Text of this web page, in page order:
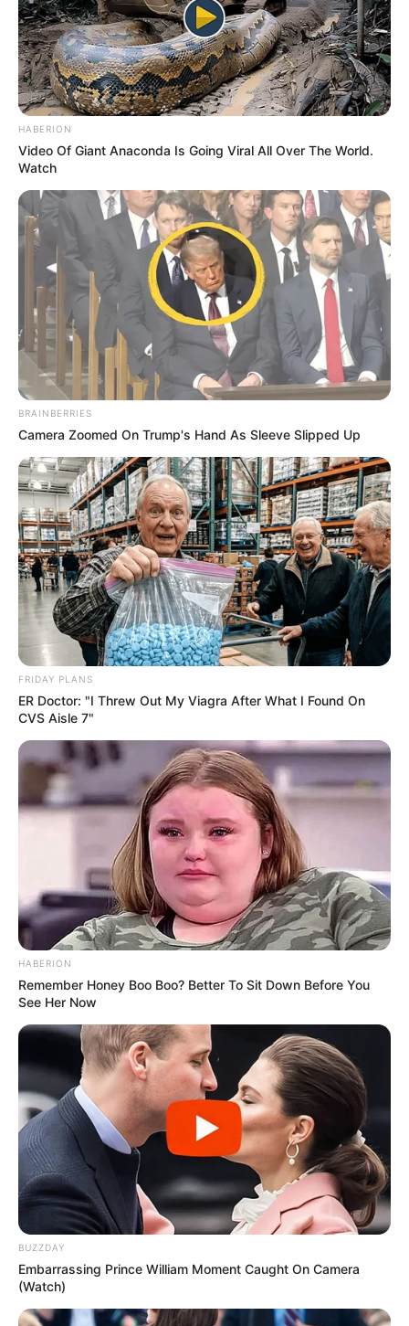
ΔΗΜΟΦΙΛΗ ΑΡΘΡΑ
Το τέρας που ζει στις υπόγειες στοές
του Αγίου Όρους..
Σάββατο, 17 Σεπτεμβρίου 2022, 16:21
Το τέρας που ζει στις...
Ο πόλεμος στην Ουκρανία
περνάει στην πολύ
σημαντική αλλά και
επικίνδυνη δεύτερη...
“Αντιεμβολιαστής,
ρωσόφιλος, ψεκασμένος”: το
τρίπτυχο του σύγχρονου
πολιτικού επαναστάτη.
Πίσω στον Μεσαίωνα: Η ΕΕ
χωρίς φθηνό ηλεκτρικό
ρεύμα, διολισθαίνει στη
φτώχεια...
Οι ουκρανικές αντεπιθέσεις
που θυμίζει το Κουρσκ- Μια...
ΛΙΓΑ ΛΟΓΙΑ ΓΙΑ ΜΕΝΑ
HABERION
Video Of Giant Anaconda Is Going Viral All Over The World.
Watch
BRAINBERRIES
Camera Zoomed On Trump's Hand As Sleeve Slipped Up
FRIDAY PLANS
ER Doctor: "I Threw Out My Viagra After What I Found On
CVS Aisle 7"
HABERION
Remember Honey Boo Boo? Better To Sit Down Before You
See Her Now
BUZZDAY
Embarrassing Prince William Moment Caught On Camera
(Watch)